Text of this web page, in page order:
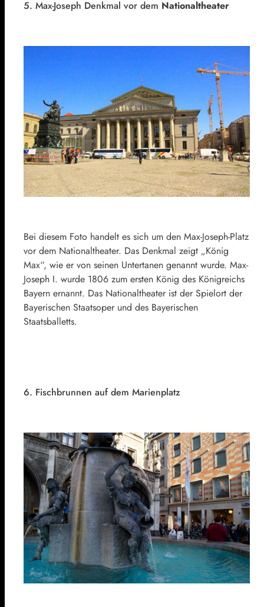
5. Max-Joseph Denkmal vor dem Nationaltheater
Bei diesem Foto handelt es sich um den Max-Joseph-Platz
vor dem Nationaltheater. Das Denkmal zeigt „König
Max“, wie er von seinen Untertanen genannt wurde. Max-
Joseph I. wurde 1806 zum ersten König des Königreichs
Bayern ernannt. Das Nationaltheater ist der Spielort der
Bayerischen Staatsoper und des Bayerischen
Staatsballetts.
6. Fischbrunnen auf dem Marienplatz